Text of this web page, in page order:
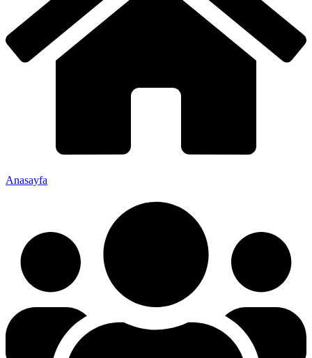
Anasayfa